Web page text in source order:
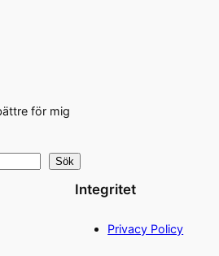
för mig
Sök
Integritet
Privacy Policy